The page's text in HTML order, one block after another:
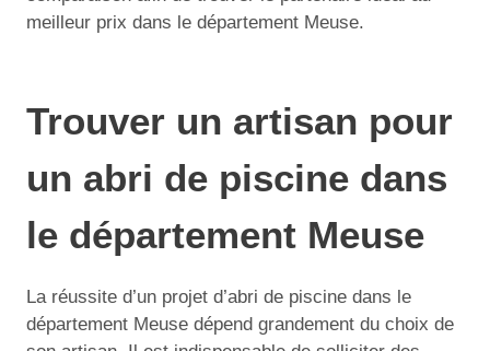
meilleur prix dans le département Meuse.
Trouver un artisan pour
un abri de piscine dans
le département Meuse
La réussite d’un projet d’abri de piscine dans le
département Meuse dépend grandement du choix de